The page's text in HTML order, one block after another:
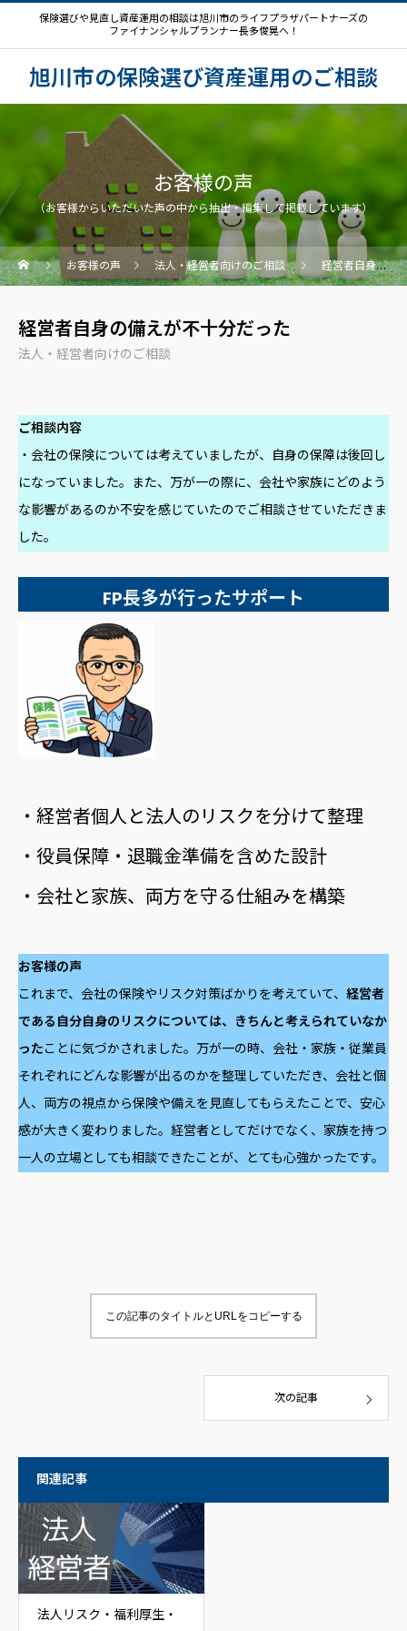
保険選びや見直し資産運用の相談は旭川市のライフプラザパートナーズの
ファイナンシャルプランナー長多俊晃へ！
旭川市の保険選び資産運用のご相談
お客様の声
（お客様からいただいた声の中から抽出・編集して掲載しています）
お客様の声 法人・経営者向けのご相談 経営者自身の備えが不十分だった
経営者自身の備えが不十分だった
法人・経営者向けのご相談
ご相談内容
・会社の保険については考えていましたが、自身の保障は後回し
になっていました。また、万が一の際に、会社や家族にどのよう
な影響があるのか不安を感じていたのでご相談させていただきま
した。
FP長多が行ったサポート
・経営者個人と法人のリスクを分けて整理
・役員保障・退職金準備を含めた設計
・会社と家族、両方を守る仕組みを構築
お客様の声
これまで、会社の保険やリスク対策ばかりを考えていて、 経営者
である自分自身のリスクについては、きちんと考えられていなか
ったことに気づかされました。万が一の時、会社・家族・従業員
それぞれにどんな影響が出るのかを整理していただき、会社と個
人、両方の視点から保険や備えを見直してもらえたことで、安心
感が大きく変わりました。経営者としてだけでなく、家族を持つ
一人の立場としても相談できたことが、とても心強かったです。
この記事のタイトルとURLをコピーする
次の記事
関連記事
法人リスク・福利厚生・